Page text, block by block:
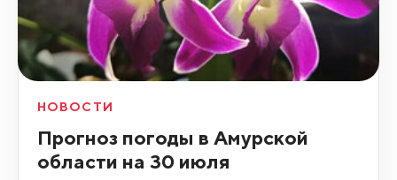
НОВОСТИ
Прогноз погоды в Амурской
области на 30 июля